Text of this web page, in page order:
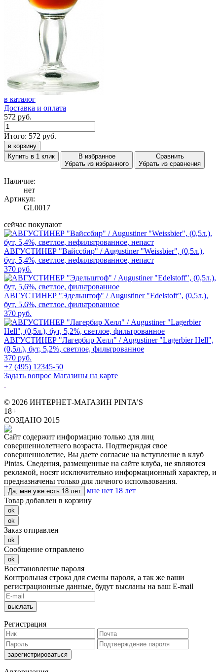
в каталог
Доставка и оплата
572 руб.
Итого: 572 руб.
в корзину
Купить в 1 клик
В избранное
Убрать из избранного
Сравнить
Убрать из сравнения
Наличие:
нет
Артикул:
GL0017
сейчас покупают
АВГУСТИНЕР "Вайссбир" / Augustiner "Weissbier", (0,5л.),
бут, 5,4%, светлое, нефильтрованное, непаст
370 руб.
АВГУСТИНЕР "Эдельштоф" / Augustiner "Edelstoff", (0,5л.),
бут, 5,6%, светлое, фильтрованное
370 руб.
АВГУСТИНЕР "Лагербир Хелл" / Augustiner "Lagerbier Hell",
(0,5л.), бут, 5,2%, светлое, фильтрованное
370 руб.
+7 (495) 12345-50
Задать вопрос Магазины на карте
© 2026 ИНТЕРНЕТ-МАГАЗИН PINTA’S
18+
СОЗДАНО 2015
Сайт содержит информацию только для лиц
совершеннолетнего возраста. Подтверждая свое
совершеннолетие, Вы даете согласие на вступление в клуб
Pintas. Сведения, размещенные на сайте клуба, не являются
рекламой, носят исключительно информационный характер, и
предназначены только для личного использования.
Да, мне уже есть 18 лет
мне нет 18 лет
Товар добавлен в корзину
ok
ok
Заказ отправлен
ok
Сообщение отправлено
ok
Восстановление пароля
Контрольная строка для смены пароля, а так же ваши
регистрационные данные, будут высланы на ваш E-mail
Регистрация